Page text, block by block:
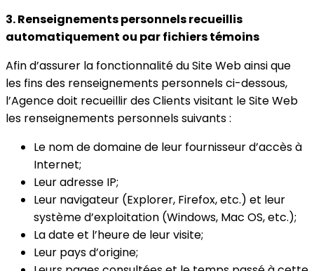
3. Renseignements personnels recueillis
automatiquement ou par fichiers témoins
Afin d’assurer la fonctionnalité du Site Web ainsi que
les fins des renseignements personnels ci-dessous,
l’Agence doit recueillir des Clients visitant le Site Web
les renseignements personnels suivants :
Le nom de domaine de leur fournisseur d’accès à
Internet;
Leur adresse IP;
Leur navigateur (Explorer, Firefox, etc.) et leur
système d’exploitation (Windows, Mac OS, etc.);
La date et l’heure de leur visite;
Leur pays d’origine;